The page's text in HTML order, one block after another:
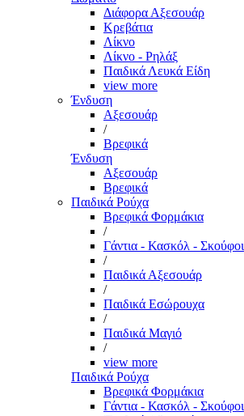
Διάφορα Αξεσουάρ
Κρεβάτια
Λίκνο
Λίκνο - Ρηλάξ
Παιδικά Λευκά Είδη
view more
Ένδυση
Αξεσουάρ
/
Βρεφικά
Ένδυση
Αξεσουάρ
Βρεφικά
Παιδικά Ρούχα
Βρεφικά Φορμάκια
/
Γάντια - Κασκόλ - Σκούφοι
/
Παιδικά Αξεσουάρ
/
Παιδικά Εσώρουχα
/
Παιδικά Μαγιό
/
view more
Παιδικά Ρούχα
Βρεφικά Φορμάκια
Γάντια - Κασκόλ - Σκούφοι